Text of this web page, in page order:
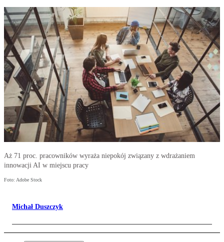
Aż 71 proc. pracowników wyraża niepokój związany z wdrażaniem
innowacji AI w miejscu pracy
Foto: Adobe Stock
Michał Duszczyk